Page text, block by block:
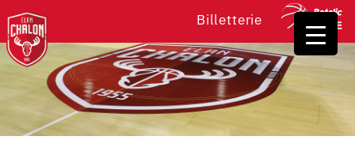
Billetterie